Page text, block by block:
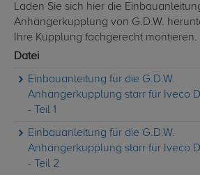
Laden Sie sich hier die
Anhängerkupplung von G.D.W.
Ihre Kupplung fachgerecht montieren.
Datei
Einbauanleitung für die G.D.W.
Anhängerkupplung starr für Iveco
- Teil 1
Einbauanleitung für die G.D.W.
Anhängerkupplung starr für Iveco
- Teil 2